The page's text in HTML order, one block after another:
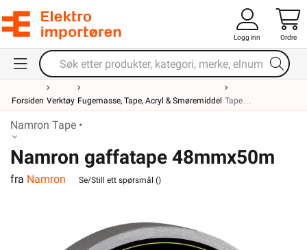
Logg inn Ordre
Forsiden Verktøy Fugemasse, Tape, Acryl & Smøremiddel Tape
Namron Tape •
Namron gaffatape 48mmx50m
grå Pro
fra Namron Se/Still ett spørsmål ()